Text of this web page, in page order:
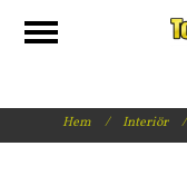
Hem / Interiör /